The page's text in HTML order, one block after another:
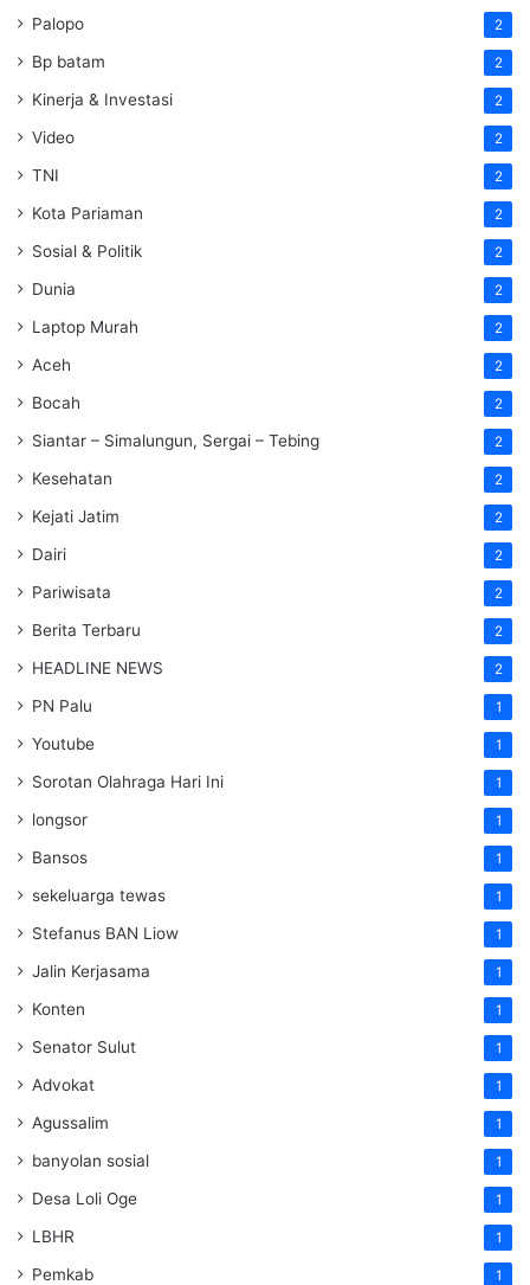
Palopo 2
Bp batam 2
Kinerja & Investasi 2
Video 2
TNI 2
Kota Pariaman 2
Sosial & Politik 2
Dunia 2
Laptop Murah 2
Aceh 2
Bocah 2
Siantar – Simalungun, Sergai – Tebing 2
Kesehatan 2
Kejati Jatim 2
Dairi 2
Pariwisata 2
Berita Terbaru 2
HEADLINE NEWS 2
PN Palu 1
Youtube 1
Sorotan Olahraga Hari Ini 1
longsor 1
Bansos 1
sekeluarga tewas 1
Stefanus BAN Liow 1
Jalin Kerjasama 1
Konten 1
Senator Sulut 1
Advokat 1
Agussalim 1
banyolan sosial 1
Desa Loli Oge 1
LBHR 1
Pemkab 1